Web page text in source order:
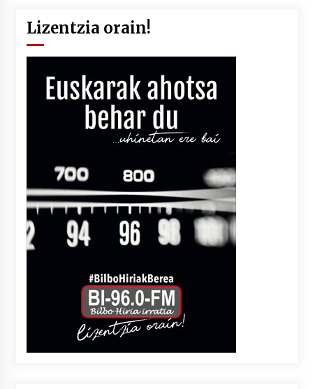
Lizentzia orain!